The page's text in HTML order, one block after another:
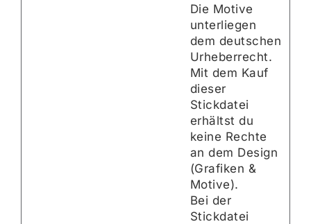
Die Motive
unterliegen
dem deutschen
Urheberrecht.
Mit dem Kauf
dieser
Stickdatei
erhältst du
keine Rechte
an dem Design
(Grafiken &
Motive).
Bei der
Stickdatei